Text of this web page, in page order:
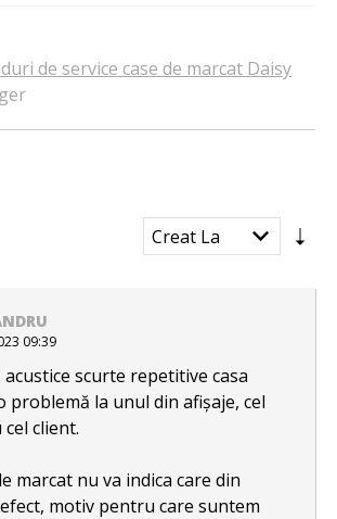
de service case de marcat Daisy
09:39
acustice scurte repetitive casa
problemă la unul din afișaje, cel
client.
marcat nu va indica care din
motiv pentru care suntem